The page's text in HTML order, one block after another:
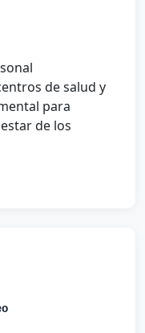
de salud y
para
de los